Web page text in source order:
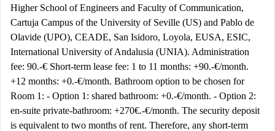
Higher School of Engineers and Faculty of Communication,
Cartuja Campus of the University of Seville (US) and Pablo de
Olavide (UPO), CEADE, San Isidoro, Loyola, EUSA, ESIC,
International University of Andalusia (UNIA). Administration
fee: 90.-€ Short-term lease fee: 1 to 11 months: +90.-€/month.
+12 months: +0.-€/month. Bathroom option to be chosen for
Room 1: - Option 1: shared bathroom: +0.-€/month. - Option 2:
en-suite private-bathroom: +270€.-€/month. The security deposit
is equivalent to two months of rent. Therefore, any short-term